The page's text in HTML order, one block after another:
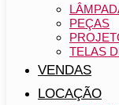
PEÇAS
TELAS
VENDAS
LOCAÇÃO